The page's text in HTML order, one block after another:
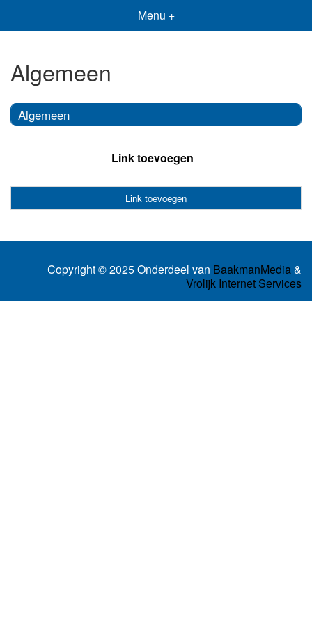
Menu +
Algemeen
Algemeen
Link toevoegen
Link toevoegen
Copyright © 2025 Onderdeel van BaakmanMedia&
Vrolijk Internet Services